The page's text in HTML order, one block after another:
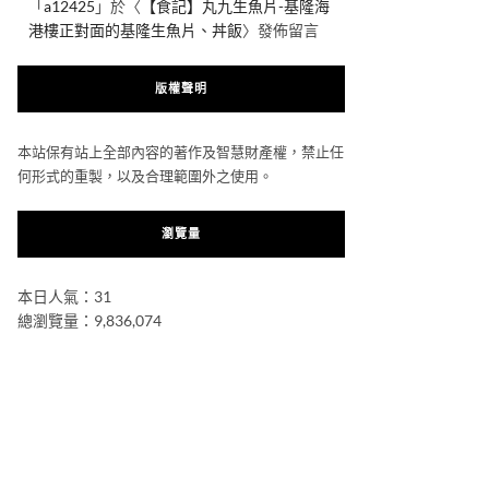
「a12425 」於〈 【食記】丸九生魚片-基隆海
港樓正對面的基隆生魚片、丼飯〉發佈留言
版權聲明
本站保有站上全部內容的著作及智慧財產權，禁止任
何形式的重製，以及合理範圍外之使用。
瀏覽量
本日人氣：31
總瀏覽量：9,836,074